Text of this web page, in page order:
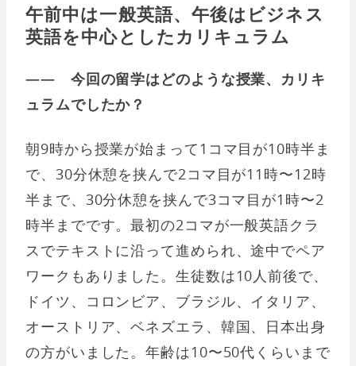
午前中は一般英語、午後はビジネス
英語を中心としたカリキュラム
―― 今回の留学はどのような授業、カリキ
ュラムでしたか？
朝9時から授業が始まって1コマ目が10時半ま
で、30分休憩を挟んで2コマ目が11時〜12時
半まで、30分休憩を挟んで3コマ目が1時〜2
時半までです。最初の2コマが一般英語クラ
スでテキストに沿って進められ、途中でペア
ワークもありました。生徒数は10人前後で、
ドイツ、コロンビア、ブラジル、イタリア、
オーストリア、ベネズエラ、韓国、日本出身
の方がいました。年齢は10〜50代くらいまで